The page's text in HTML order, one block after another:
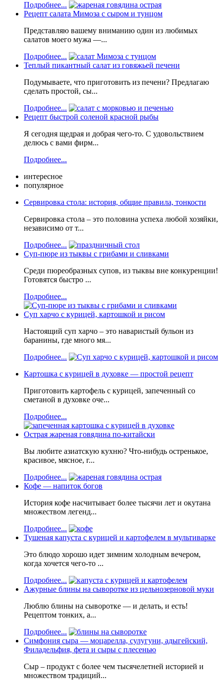
Подробнее...
Рецепт салата Мимоза с сыром и тунцом
Представляю вашему вниманию один из любимых
салатов моего мужа —...
Подробнее...
Теплый пикантный салат из говяжьей печени
Подумываете, что приготовить из печени? Предлагаю
сделать простой, сы...
Подробнее...
Рецепт быстрой соленой красной рыбы
Я сегодня щедрая и добрая чего-то. С удовольствием
делюсь с вами фирм...
Подробнее...
интересное
популярное
Сервировка стола: история, общие правила, тонкости
Сервировка стола – это половина успеха любой хозяйки,
независимо от т...
Подробнее...
Суп-пюре из тыквы с грибами и сливками
Среди пюреобразных супов, из тыквы вне конкуренции!
Готовятся быстро ...
Подробнее...
Суп харчо с курицей, картошкой и рисом
Настоящий суп харчо – это наваристый бульон из
баранины, где много мя...
Подробнее...
Картошка с курицей в духовке — простой рецепт
Приготовить картофель с курицей, запеченный со
сметаной в духовке оче...
Подробнее...
Острая жареная говядина по-китайски
Вы любите азиатскую кухню? Что-нибудь остренькое,
красивое, мясное, г...
Подробнее...
Кофе — напиток богов
История кофе насчитывает более тысячи лет и окутана
множеством легенд...
Подробнее...
Тушеная капуста с курицей и картофелем в мультиварке
Это блюдо хорошо идет зимним холодным вечером,
когда хочется чего-то ...
Подробнее...
Ажурные блины на сыворотке из цельнозерновой муки
Люблю блины на сыворотке — и делать, и есть!
Рецептом тонких, а...
Подробнее...
Симфония сыра — моцарелла, сулугуни, адыгейский,
Филадельфия, фета и сыры с плесенью
Сыр – продукт с более чем тысячелетней историей и
множеством традиций...